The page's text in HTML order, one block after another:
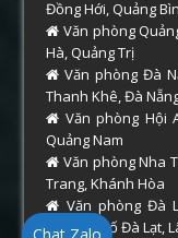
Đồng Hới, Quảng
Văn phòng
Hà, Quảng Trị
Văn phòng Đà
Thanh Khê, Đà
Văn phòng Hội
Quảng Nam
Văn phòng Nha
Trang, Khánh Hòa
Văn phòng Đà
Thành phố Đà Lạt,